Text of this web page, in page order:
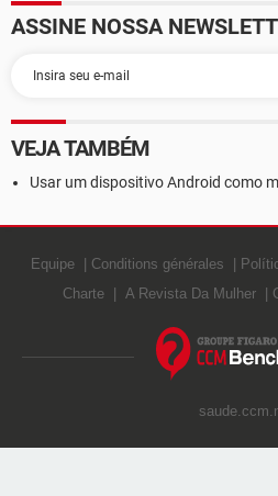
ASSINE NOSSA
VEJA TAMBÉM
Usar um dispositivo Android como
Equipe Conditions générales
Charte
A Revista Da Mulher